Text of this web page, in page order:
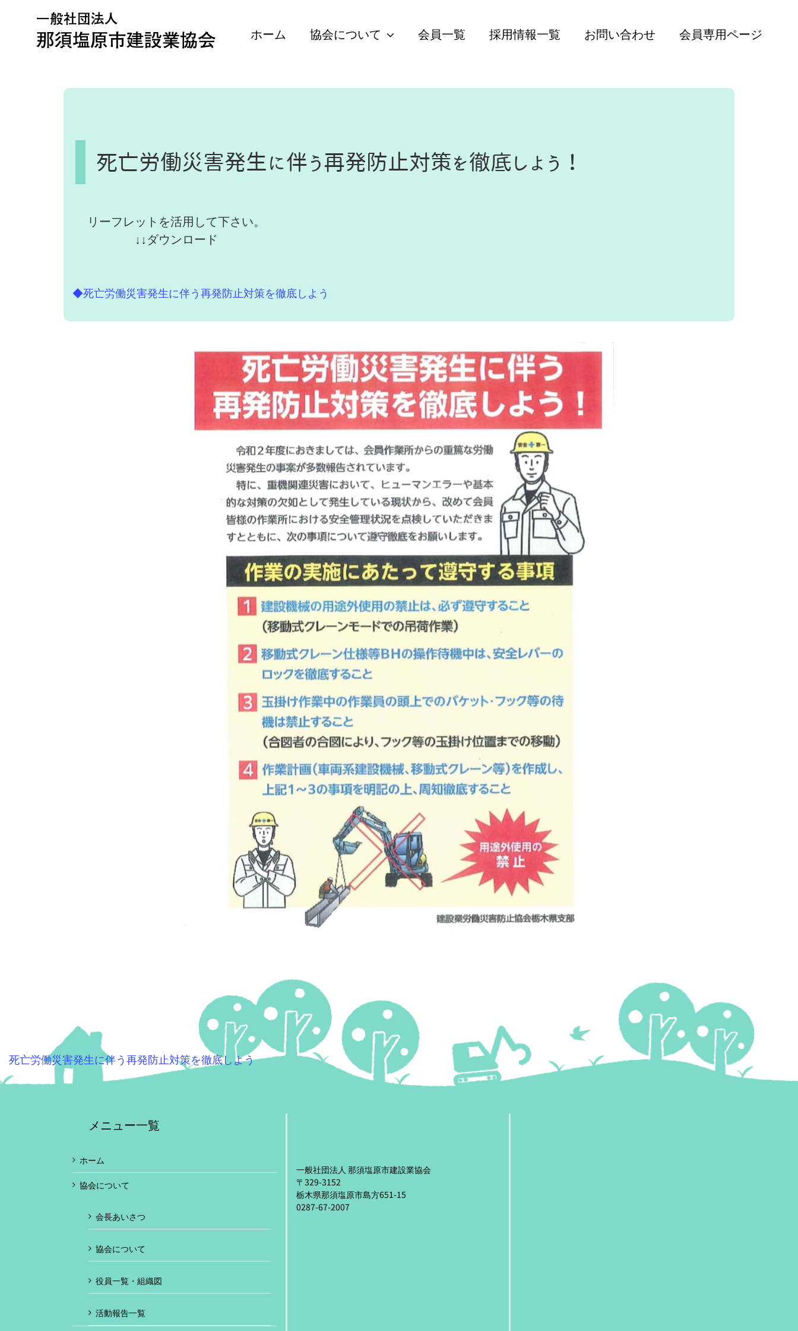
ホーム 協会について 会員一覧 採用情報一覧 お問い合わせ 会員専用ページ
死亡労働災害発生に伴う再発防止対策を徹底しよう！
リーフレットを活用して下さい。
↓↓ダウンロード
◆死亡労働災害発生に伴う再発防止対策を徹底しよう
死亡労働災害発生に伴う再発防止対策を徹底しよう
メニュー一覧
ホーム
協会について
会長あいさつ
協会について
役員一覧・組織図
活動報告一覧
一般社団法人 那須塩原市建設業協会
〒329-3152
栃木県那須塩原市島方651-15
0287-67-2007